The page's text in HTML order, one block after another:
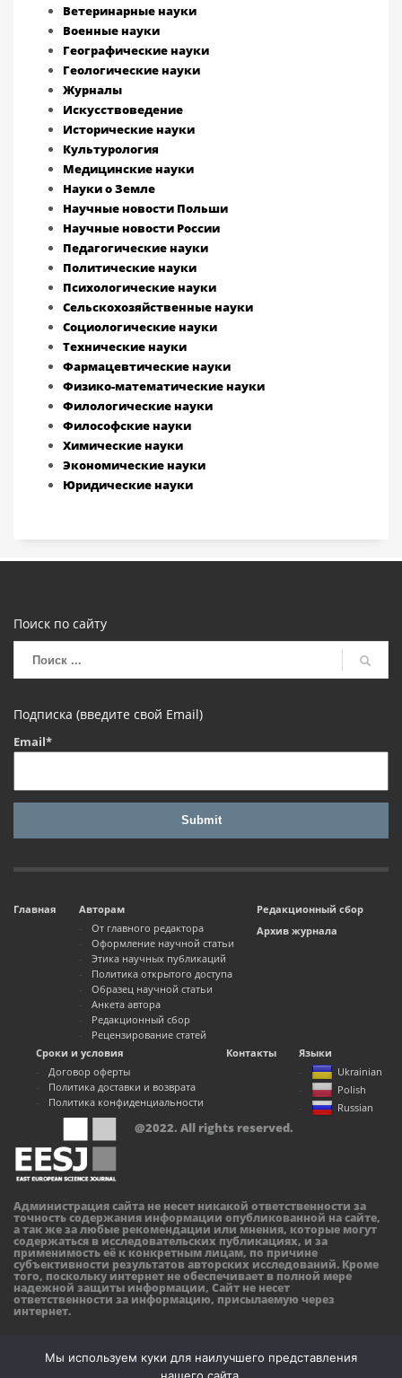
Ветеринарные науки
Военные науки
Географические науки
Геологические науки
Журналы
Искусствоведение
Исторические науки
Культурология
Медицинские науки
Науки о Земле
Научные новости Польши
Научные новости России
Педагогические науки
Политические науки
Психологические науки
Сельскохозяйственные науки
Социологические науки
Технические науки
Фармацевтические науки
Физико-математические науки
Филологические науки
Философские науки
Химические науки
Экономические науки
Юридические науки
Поиск по сайту
Подписка (введите свой Email)
Email*
Главная
Авторам
От главного редактора
Оформление научной статьи
Этика научных публикаций
Политика открытого доступа
Образец научной статьи
Анкета автора
Редакционный сбор
Рецензирование статей
Редакционный сбор
Архив журнала
Сроки и условия
Договор оферты
Политика доставки и возврата
Политика конфиденциальности
Контакты
Языки
Ukrainian
Polish
Russian
@2022. All rights reserved.
Администрация сайта не несет никакой ответственности за
точность содержания информации опубликованной на сайте,
а так же за любые рекомендации или мнения, которые могут
содержаться в исследовательских публикациях, и за
применимость её к конкретным лицам, по причине
субъективности результатов авторских исследований. Кроме
того, поскольку интернет не обеспечивает в полной мере
надежной защиты информации, Сайт не несет
ответственности за информацию, присылаемую через
интернет.
Мы используем куки для наилучшего представления